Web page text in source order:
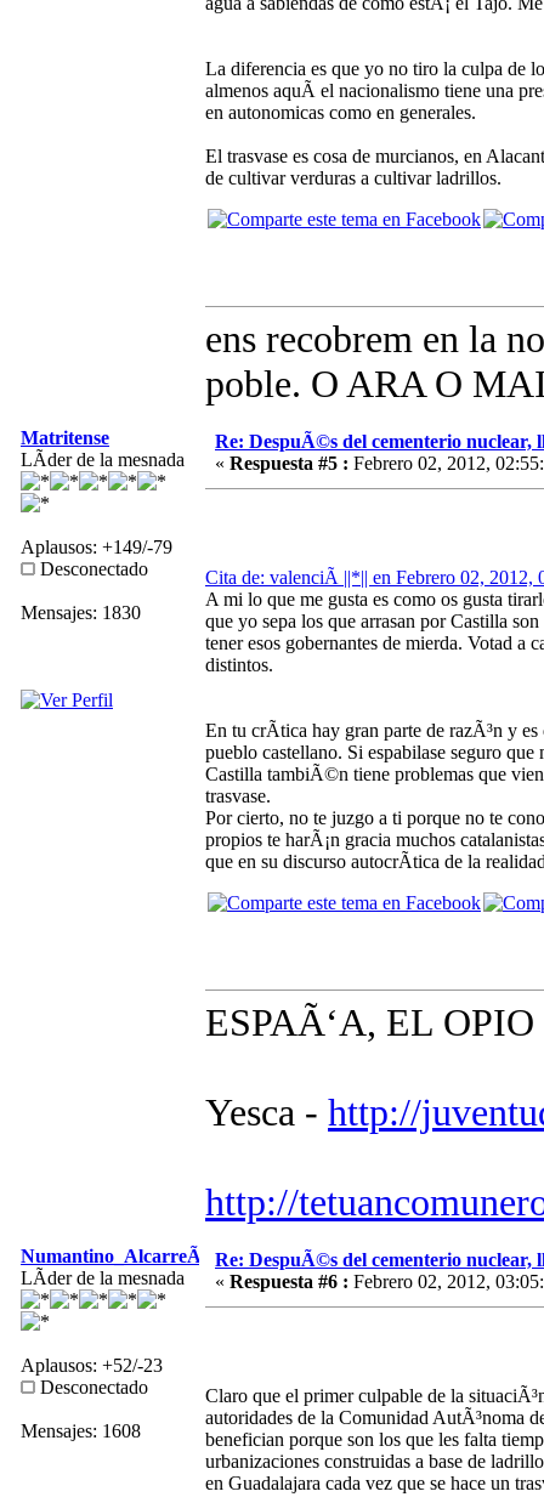
La diferencia es que yo no tiro la culpa de
almenos aquÃ­ el nacionalismo tiene una
en autonomicas como en generales.
El trasvase es cosa de murcianos, en
de cultivar verduras a cultivar ladrillos.
ens recobrem en la
poble. O ARA O
Matritense
LÃ­der de la mesnada
Aplausos: +149/-79
Desconectado
Mensajes: 1830
Re: DespuÃ©s del cementerio nuclear,
« Respuesta #5 : Febrero 02, 2012,
Cita de: valenciÃ ||*|| en Febrero 02, 2012,
A mi lo que me gusta es como os gusta
que yo sepa los que arrasan por Castilla
tener esos gobernantes de mierda. Votad a
distintos.
En tu crÃ­tica hay gran parte de razÃ³n y
pueblo castellano. Si espabilase seguro
Castilla tambiÃ©n tiene problemas que
trasvase.
Por cierto, no te juzgo a ti porque no te
propios te harÃ¡n gracia muchos
que en su discurso autocrÃ­tica de la
ESPAÃ‘A, EL
Yesca - http://
http://
Numantino_AlcarreÃ±o
LÃ­der de la mesnada
Aplausos: +52/-23
Desconectado
Mensajes: 1608
Re: DespuÃ©s del cementerio nuclear,
« Respuesta #6 : Febrero 02, 2012,
Claro que el primer culpable de la
autoridades de la Comunidad AutÃ³noma
benefician porque son los que les falta
urbanizaciones construidas a base de
en Guadalajara cada vez que se hace un